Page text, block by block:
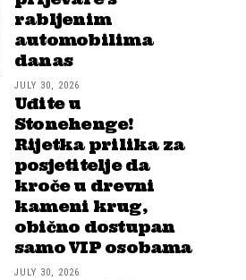
rabljenim
automobilima
danas
JULY 30, 2026
Uđite u
Stonehenge!
Rijetka prilika za
posjetitelje da
kroče u drevni
kameni krug,
obično dostupan
samo VIP osobama
JULY 30, 2026